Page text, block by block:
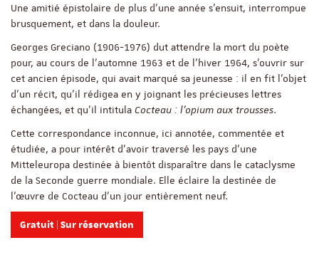
Une amitié épistolaire de plus d’une année s’ensuit, interrompue
brusquement, et dans la douleur.
Georges Greciano (1906-1976) dut attendre la mort du poète
pour, au cours de l’automne 1963 et de l’hiver 1964, s’ouvrir sur
cet ancien épisode, qui avait marqué sa jeunesse : il en fit l’objet
d’un récit, qu’il rédigea en y joignant les précieuses lettres
échangées, et qu’il intitula Cocteau : l’opium aux trousses.
Cette correspondance inconnue, ici annotée, commentée et
étudiée, a pour intérêt d’avoir traversé les pays d’une
Mitteleuropa destinée à bientôt disparaître dans le cataclysme
de la Seconde guerre mondiale. Elle éclaire la destinée de
l’œuvre de Cocteau d’un jour entièrement neuf.
Gratuit | Sur réservation